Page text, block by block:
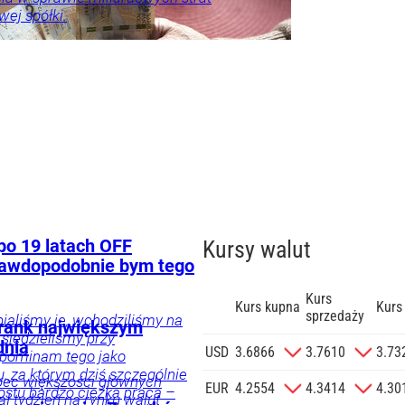
spółki.
na
na podany
19 latach OFF
bym tego
je, wchodziliśmy na
przy
tego jako
za którym dziś szczególnie
bardzo ciężka praca –
największym
większości głównych
tydzień na rynku walut
Kursy walut
Kurs kupna Kurs
sprzedaży
USD 3.6866 3.7610
EUR 4.2554 4.3414